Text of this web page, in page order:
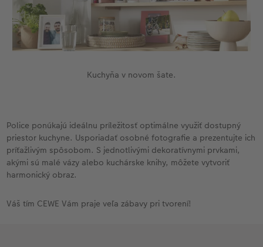
Kuchyňa v novom šate.
Police ponúkajú ideálnu príležitosť optimálne využiť dostupný
priestor kuchyne. Usporiadať osobné fotografie a prezentujte ich
príťažlivým spôsobom. S jednotlivými dekoratívnymi prvkami,
akými sú malé vázy alebo kuchárske knihy, môžete vytvoriť
harmonický obraz.
Váš tím CEWE Vám praje veľa zábavy pri tvorení!